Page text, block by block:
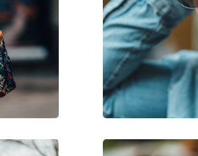
Biciklizam, Trčanje, Planinarenje,
67318 1500 130